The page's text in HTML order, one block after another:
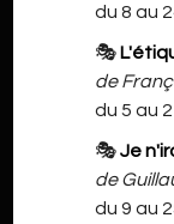
du 8 au
🎭
de
du 5 au
🎭Je
de
du 9 au
Grand'Rue 41
7900 Leuze-en-
pour les stages